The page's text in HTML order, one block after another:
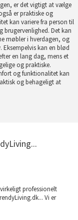
er det vigtigt at vælge
er praktiske og
kan variere fra person til
Det kan
møbler i hverdagen, og
kan en blød
en lang dag, mens et
og praktiske.
og funktionalitet kan
og behageligt at
professionelt
Vi er